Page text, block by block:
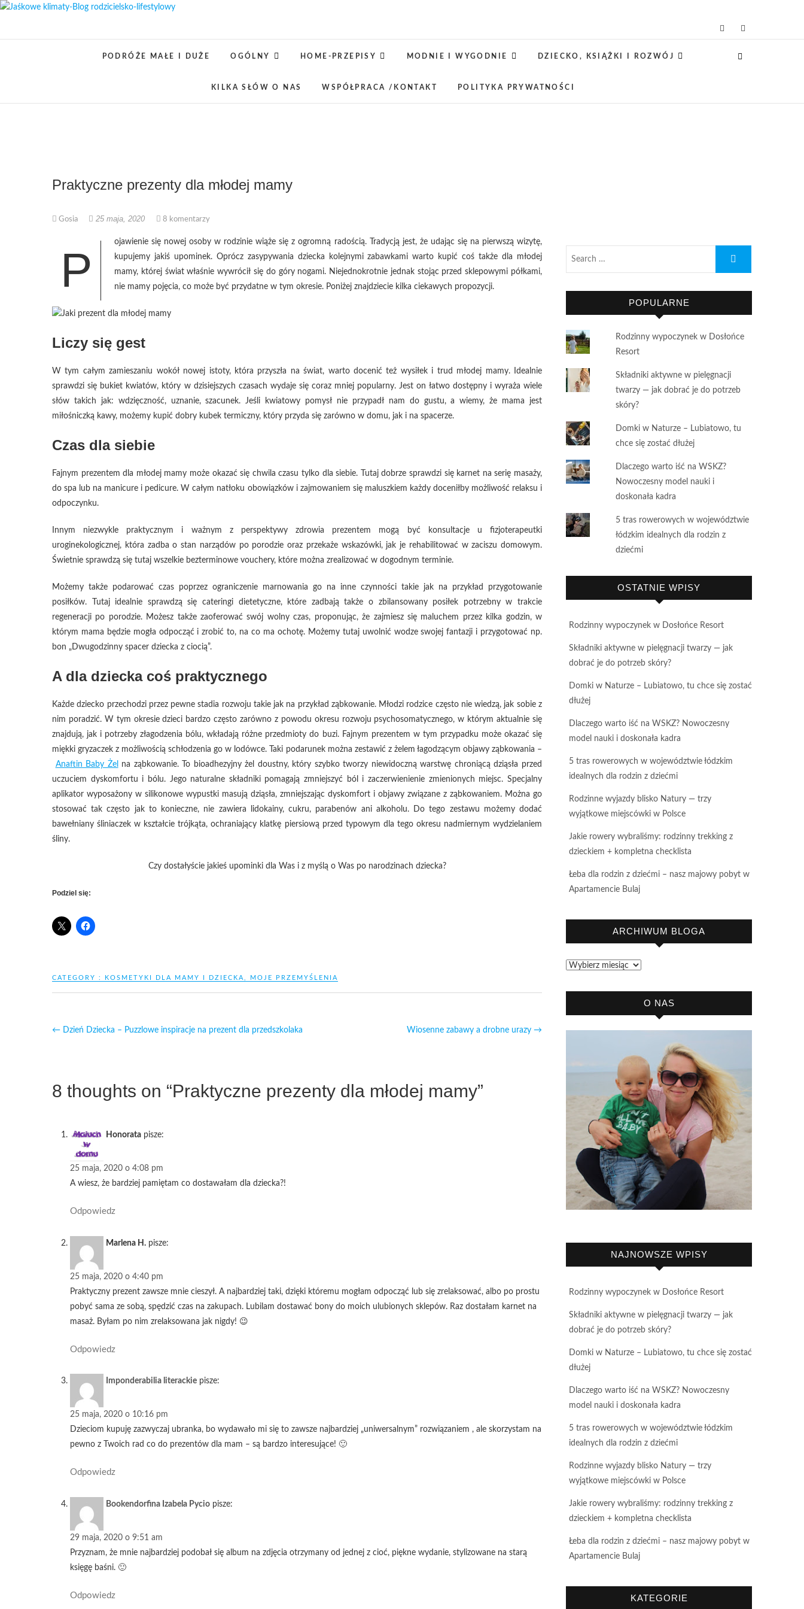
Skip
Jaśkowe klimaty-Blog rodzicielsko-lifestylowy
OPISUJEMY ŻYCIE. ZABAWA POŁĄCZONA Z NAUKĄ, CIEKAWE PROJEKTY DIY Z DZIECKIEM,
PODRÓŻE MAŁE I DUŻE OGÓLNY HOME-PRZEPISY MODNIE I WYGODNIE DZIECKO, KSIĄŻKI I ROZWÓJ
KILKA SŁÓW O NAS WSPÓŁPRACA /KONTAKT POLITYKA PRYWATNOŚCI
Praktyczne prezenty dla młodej mamy
Gosia 25 maja, 2020 8 komentarzy
P
ojawienie się nowej osoby w rodzinie wiąże się z ogromną radością. Tradycją jest, że udając się na pierwszą wizytę,
kupujemy jakiś upominek. Oprócz zasypywania dziecka kolejnymi zabawkami warto kupić coś także dla młodej
mamy, której świat właśnie wywrócił się do góry nogami. Niejednokrotnie jednak stojąc przed sklepowymi półkami,
nie mamy pojęcia, co może być przydatne w tym okresie. Poniżej znajdziecie kilka ciekawych propozycji.
Liczy się gest
W tym całym zamieszaniu wokół nowej istoty, która przyszła na świat, warto docenić też wysiłek i trud młodej mamy. Idealnie
sprawdzi się bukiet kwiatów, który w dzisiejszych czasach wydaje się coraz mniej popularny. Jest on łatwo dostępny i wyraża wiele
słów takich jak: wdzięczność, uznanie, szacunek. Jeśli kwiatowy pomysł nie przypadł nam do gustu, a wiemy, że mama jest
miłośniczką kawy, możemy kupić dobry kubek termiczny, który przyda się zarówno w domu, jak i na spacerze.
Czas dla siebie
Fajnym prezentem dla młodej mamy może okazać się chwila czasu tylko dla siebie. Tutaj dobrze sprawdzi się karnet na serię masaży,
do spa lub na manicure i pedicure. W całym natłoku obowiązków i zajmowaniem się maluszkiem każdy doceniłby możliwość relaksu i
odpoczynku.
Innym niezwykle praktycznym i ważnym z perspektywy zdrowia prezentem mogą być konsultacje u fizjoterapeutki
uroginekologicznej, która zadba o stan narządów po porodzie oraz przekaże wskazówki, jak je rehabilitować w zaciszu domowym.
Świetnie sprawdzą się tutaj wszelkie bezterminowe vouchery, które można zrealizować w dogodnym terminie.
Możemy także podarować czas poprzez ograniczenie marnowania go na inne czynności takie jak na przykład przygotowanie
posiłków. Tutaj idealnie sprawdzą się cateringi dietetyczne, które zadbają także o zbilansowany posiłek potrzebny w trakcie
regeneracji po porodzie. Możesz także zaoferować swój wolny czas, proponując, że zajmiesz się maluchem przez kilka godzin, w
którym mama będzie mogła odpocząć i zrobić to, na co ma ochotę. Możemy tutaj uwolnić wodze swojej fantazji i przygotować np.
bon „Dwugodzinny spacer dziecka z ciocią”.
A dla dziecka coś praktycznego
Każde dziecko przechodzi przez pewne stadia rozwoju takie jak na przykład ząbkowanie. Młodzi rodzice często nie wiedzą, jak sobie z
nim poradzić. W tym okresie dzieci bardzo często zarówno z powodu okresu rozwoju psychosomatycznego, w którym aktualnie się
znajdują, jak i potrzeby złagodzenia bólu, wkładają różne przedmioty do buzi. Fajnym prezentem w tym przypadku może okazać się
miękki gryzaczek z możliwością schłodzenia go w lodówce. Taki podarunek można zestawić z żelem łagodzącym objawy ząbkowania –
Anaftin Baby Żel
na ząbkowanie. To bioadhezyjny żel doustny, który szybko tworzy niewidoczną warstwę chroniącą dziąsła przed
uczuciem dyskomfortu i bólu. Jego naturalne składniki pomagają zmniejszyć ból i zaczerwienienie zmienionych miejsc. Specjalny
aplikator wyposażony w silikonowe wypustki masują dziąsła, zmniejszając dyskomfort i objawy związane z ząbkowaniem. Można go
stosować tak często jak to konieczne, nie zawiera lidokainy, cukru, parabenów ani alkoholu. Do tego zestawu możemy dodać
bawełniany śliniaczek w kształcie trójkąta, ochraniający klatkę piersiową przed typowym dla tego okresu nadmiernym wydzielaniem
śliny.
Czy dostałyście jakieś upominki dla Was i z myślą o Was po narodzinach dziecka?
Podziel się:
CATEGORY : KOSMETYKI DLA MAMY I DZIECKA MOJE PRZEMYŚLENIA
← Dzień Dziecka – Puzzlowe inspiracje na prezent dla przedszkolaka Wiosenne zabawy a drobne urazy →
8 thoughts on “Praktyczne prezenty dla młodej mamy”
Honorata pisze:
25 maja, 2020 o 4:08 pm
A wiesz, że bardziej pamiętam co dostawałam dla dziecka?!
Odpowiedz
Marlena H. pisze:
25 maja, 2020 o 4:40 pm
Praktyczny prezent zawsze mnie cieszył. A najbardziej taki, dzięki któremu mogłam odpocząć lub się zrelaksować, albo po prostu
pobyć sama ze sobą, spędzić czas na zakupach. Lubilam dostawać bony do moich ulubionych sklepów. Raz dostałam karnet na
masaż. Byłam po nim zrelaksowana jak nigdy! 😉
Odpowiedz
Imponderabilia literackie pisze:
25 maja, 2020 o 10:16 pm
Dzieciom kupuję zazwyczaj ubranka, bo wydawało mi się to zawsze najbardziej „uniwersalnym” rozwiązaniem , ale skorzystam na
pewno z Twoich rad co do prezentów dla mam – są bardzo interesujące! 🙂
Odpowiedz
Bookendorfina Izabela Pycio pisze:
29 maja, 2020 o 9:51 am
Przyznam, że mnie najbardziej podobał się album na zdjęcia otrzymany od jednej z cioć, piękne wydanie, stylizowane na starą
księgę baśni. 🙂
Odpowiedz
POPULARNE
Rodzinny wypoczynek w Dosłońce
Resort
Składniki aktywne w pielęgnacji
twarzy — jak dobrać je do potrzeb
skóry?
Domki w Naturze – Lubiatowo, tu
chce się zostać dłużej
Dlaczego warto iść na WSKZ?
Nowoczesny model nauki i
doskonała kadra
5 tras rowerowych w województwie
łódzkim idealnych dla rodzin z
dziećmi
OSTATNIE WPISY
Rodzinny wypoczynek w Dosłońce Resort
Składniki aktywne w pielęgnacji twarzy — jak
dobrać je do potrzeb skóry?
Domki w Naturze – Lubiatowo, tu chce się zostać
dłużej
Dlaczego warto iść na WSKZ? Nowoczesny
model nauki i doskonała kadra
5 tras rowerowych w województwie łódzkim
idealnych dla rodzin z dziećmi
Rodzinne wyjazdy blisko Natury — trzy
wyjątkowe miejscówki w Polsce
Jakie rowery wybraliśmy: rodzinny trekking z
dzieckiem + kompletna checklista
Łeba dla rodzin z dziećmi – nasz majowy pobyt w
Apartamencie Bulaj
ARCHIWUM BLOGA
Archiwum
O NAS
NAJNOWSZE WPISY
Rodzinny wypoczynek w Dosłońce Resort
Składniki aktywne w pielęgnacji twarzy — jak
dobrać je do potrzeb skóry?
Domki w Naturze – Lubiatowo, tu chce się zostać
dłużej
Dlaczego warto iść na WSKZ? Nowoczesny
model nauki i doskonała kadra
5 tras rowerowych w województwie łódzkim
idealnych dla rodzin z dziećmi
Rodzinne wyjazdy blisko Natury — trzy
wyjątkowe miejscówki w Polsce
Jakie rowery wybraliśmy: rodzinny trekking z
dzieckiem + kompletna checklista
Łeba dla rodzin z dziećmi – nasz majowy pobyt w
Apartamencie Bulaj
KATEGORIE